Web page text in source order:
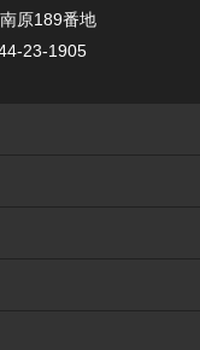
原189番地
23-1905